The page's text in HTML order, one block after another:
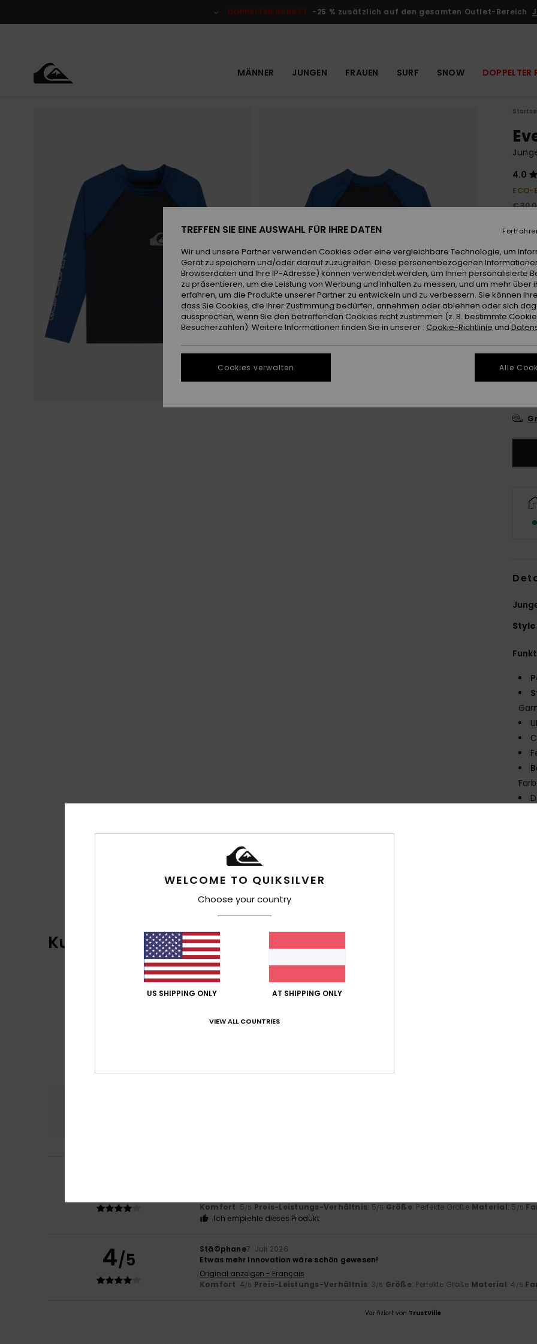
DOPPELTER RABATT -25 % zusätzlich auf den gesamten Outlet-Bereich
MÄNNER JUNGEN FRAUEN SURF SNOW DOPPELTER
4.0
ECO-
€
Farbe
Style
Kundenbewertungen
Durchschnittliche Bewertung
50% unserer Kunden empfehlen dieses Produkt
Komfort: 5/5 Preis-Leistungs-Verhältnis: 5/5 Größe: Perfekte Größe Material: 5 /5
Ich empfehle dieses Produkt
4/5 Stã©phane7. Juli 2026
Etwas mehr Innovation wäre schön gewesen!
Original anzeigen - Français
Komfort: 4/5 Preis-Leistungs-Verhältnis: 3/5 Größe: Perfekte Größe Material: 4 /5
Verifiziert von TrustVille
WELCOME TO QUIKSILVER
Choose your country
US SHIPPING ONLY AT SHIPPING ONLY
VIEW ALL COUNTRIES
TREFFEN SIE EINE AUSWAHL FÜR IHRE DATEN
Wir und unsere Partner verwenden Cookies oder eine vergleichbare Technologie, um
Gerät zu speichern und/oder darauf zuzugreifen. Diese personenbezogenen
Browserdaten und Ihre IP-Adresse) können verwendet werden, um Ihnen personalisierte
zu präsentieren, um die Leistung von Werbung und Inhalten zu messen, und um mehr über
erfahren, um die Produkte unserer Partner zu entwickeln und zu verbessern. Sie können
dass Sie Cookies, die Ihrer Zustimmung bedürfen, annehmen oder ablehnen oder sich
aussprechen, wenn Sie den betreffenden Cookies nicht zustimmen (z. B. bestimmte
Besucherzahlen). Weitere Informationen finden Sie in unserer : Cookie-Richtlinie und
Cookies verwalten Alle